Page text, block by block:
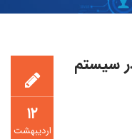
۱۲
اردیبهشت
سیستم